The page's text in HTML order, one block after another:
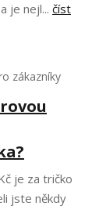
je nejl... číst
zákazníky
je za tričko
jste někdy